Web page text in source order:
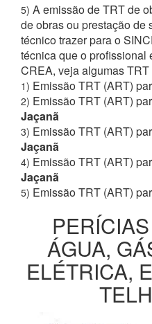
5) A emissão de TRT de
de obras ou prestação de
técnico trazer para o
técnica que o profissional
CREA, veja algumas
1) Emissão TRT (ART)
2) Emissão TRT (ART)
Jaçanã
3) Emissão TRT (ART)
Jaçanã
4) Emissão TRT (ART)
Jaçanã
5) Emissão TRT (ART)
ÁGUA,
ELÉTRICA,